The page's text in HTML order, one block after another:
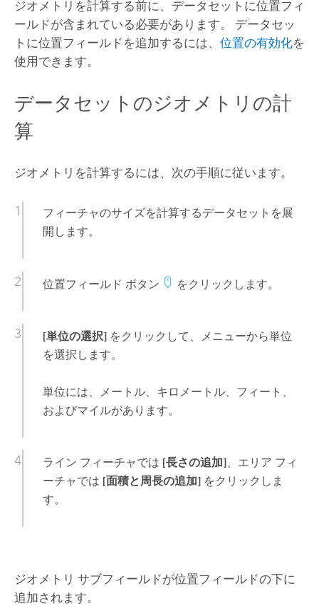
ジオメトリを計算する前に、データセットに位置フィ
ールドが含まれている必要があります。 データセッ
トに位置フィールドを追加するには、 位置の有効化を
使用できます。
データセットのジオメトリの計
算
ジオメトリを計算するには、次の手順に従います。
フィーチャのサイズを計算するデータセットを展
開します。
位置フィールド ボタン をクリックします。
[単位の選択]をクリックして、メニューから単位
を選択します。
単位には、メートル、キロメートル、フィート、
およびマイルがあります。
ライン フィーチャでは [長さの追加]、エリア フィ
ーチャでは [面積と周長の追加]をクリックしま
す。
ジオメトリ サブフィールドが位置フィールドの下に
追加されます。